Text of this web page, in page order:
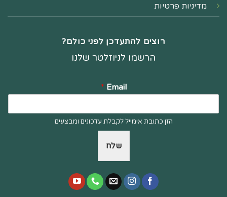
מדיניות פרטיות
רוצים להתעדכן לפני כולם?
הרשמו לניוזלטר שלנו
Email
*
הזן כתובת אימייל לקבלת עדכונים ומבצעים
שלח